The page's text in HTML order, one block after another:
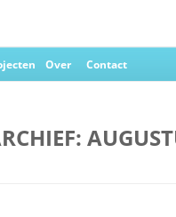
Ga
naar
Over Contact